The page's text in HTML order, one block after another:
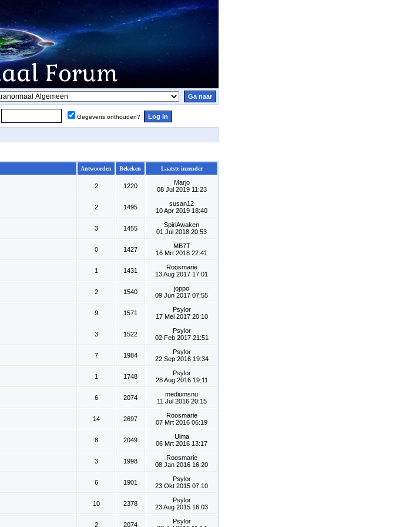
Gegevens onthouden?
Antwoorden Bekeken Laatste inzender
2 1220
Marjo
08 Jul 2019 11:23
2 1495
susan12
10 Apr 2019 18:40
3 1455
SpiriAwaken
01 Jul 2018 20:53
0 1427
MB7T
16 Mrt 2018 22:41
1 1431
Roosmarie
13 Aug 2017 17:01
2 1540
joppo
09 Jun 2017 07:55
9 1571
Psylor
17 Mei 2017 20:10
3 1522
Psylor
02 Feb 2017 21:51
7 1984
Psylor
22 Sep 2016 19:34
1 1748
Psylor
28 Aug 2016 19:11
6 2074
mediumsnu
11 Jul 2016 20:15
14 2697
Roosmarie
07 Mrt 2016 06:19
8 2049
Ulma
06 Mrt 2016 13:17
3 1998
Roosmarie
08 Jan 2016 16:20
6 1901
Psylor
23 Okt 2015 07:10
10 2378
Psylor
23 Aug 2015 16:03
2 2074
Psylor